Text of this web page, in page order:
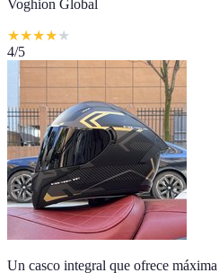
Voghion Global
★★★★★
4/5
Un casco integral que ofrece